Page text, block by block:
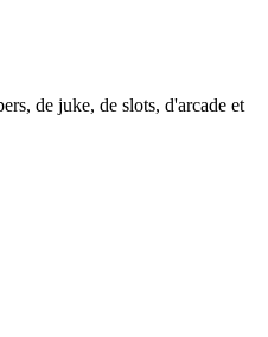
de juke, de slots, d'arcade et